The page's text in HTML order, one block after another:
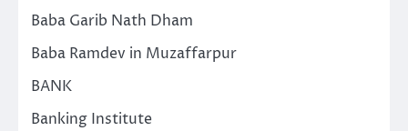
Baba Garib Nath Dham
Baba Ramdev in Muzaffarpur
BANK
Banking Institute